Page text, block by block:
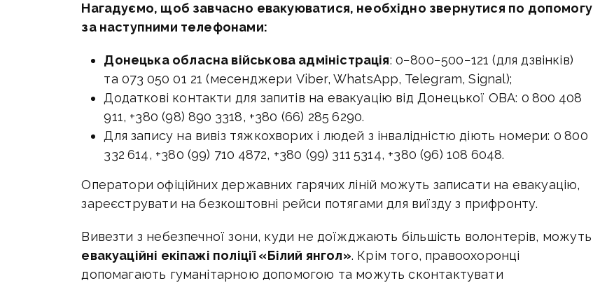
Нагадуємо, щоб завчасно евакуюватися, необхідно звернутися по допомогу
за наступними телефонами:
Донецька обласна військова адміністрація: 0−800−500−121 (для дзвінків)
та 073 050 01 21 (месенджери Viber, WhatsApp, Telegram, Signal);
Додаткові контакти для запитів на евакуацію від Донецької ОВА: 0 800 408
911, +380 (98) 890 3318, +380 (66) 285 6290.
Для запису на вивіз тяжкохворих і людей з інвалідністю діють номери: 0 800
332 614, +380 (99) 710 4872, +380 (99) 311 5314, +380 (96) 108 6048.
Оператори офіційних державних гарячих ліній можуть записати на евакуацію,
зареєструвати на безкоштовні рейси потягами для виїзду з прифронту.
Вивезти з небезпечної зони, куди не доїжджають більшість волонтерів, можуть
евакуаційні екіпажі поліції «Білий янгол». Крім того, правоохоронці
допомагають гуманітарною допомогою та можуть сконтактувати